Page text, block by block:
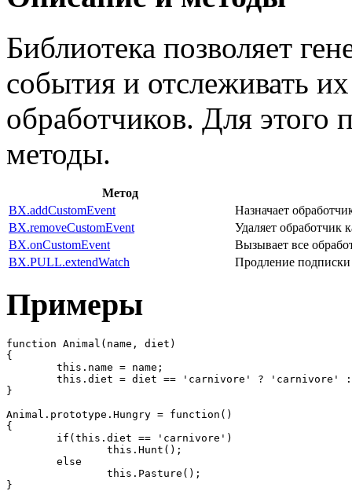
Библиотека позволяет
события и отслеживать
обработчиков. Для
методы.
Метод
BX.addCustomEvent
Назначает
BX.removeCustomEvent
Удаляет обработчик
BX.onCustomEvent
Вызывает все
BX.PULL.extendWatch
Продление подписки
Примеры
function Animal(name, diet)
{
}
Animal.prototype.Hungry = function()
{
}